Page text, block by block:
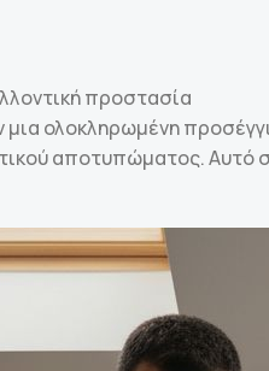
προστασία
ολοκληρωμένη
αποτυπώματος.